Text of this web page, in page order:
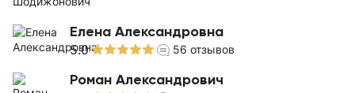
Елена Александровна
5.0 56 отзывов
Роман Александрович